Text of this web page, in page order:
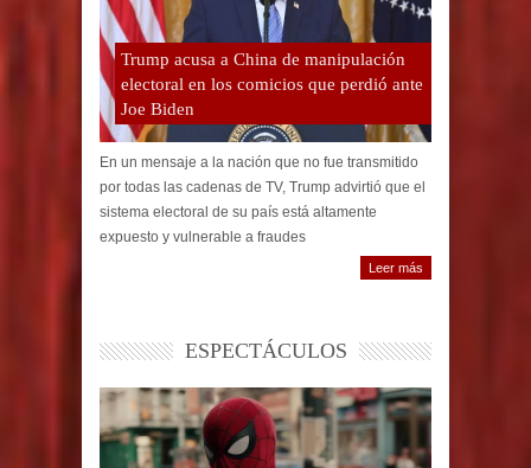
Trump acusa a China de manipulación
electoral en los comicios que perdió ante
Joe Biden
En un mensaje a la nación que no fue transmitido
por todas las cadenas de TV, Trump advirtió que el
sistema electoral de su país está altamente
expuesto y vulnerable a fraudes
Leer más
ESPECTÁCULOS